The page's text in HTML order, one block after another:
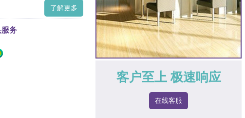
了解更多
务
客户至上 极速响应
在线客服